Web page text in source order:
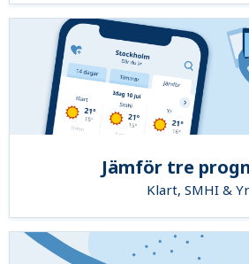
Jämför tre
Klart, SMHI & Yr